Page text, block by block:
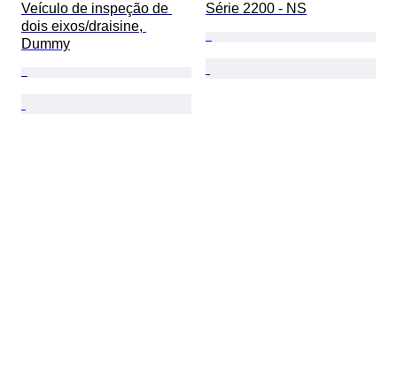
Veículo de inspeção de
dois eixos/draisine,
Dummy
Série 2200 - NS